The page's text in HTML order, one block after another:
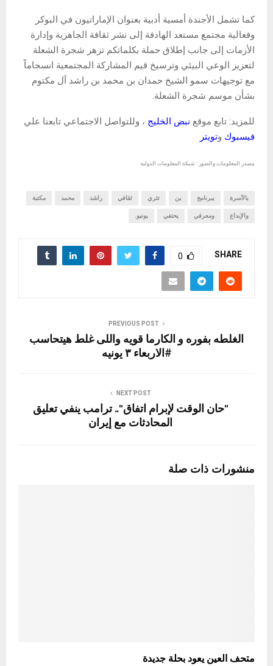
كما تشمل الأجندة أمسية أدبية بعنوان الإماراتيون في البوكر
وفعالية مجتمع مستعد الهادفة إلى نشر ثقافة الجاهزية وإدارة
الأزمات إلى جانب إطلاق حملة بكلماتكم تزهر شجرة الشعلة
لتعزيز الوعي البيئي وترسيخ قيم المشاركة المجتمعية انسجاماً
مع توجيهات سمو الشيخ حمدان بن محمد بن راشد آل مكتوم
بشأن موسم شجرة الشعلة.
للمزيد: تابع موقع نبض الخليج ، وللتواصل الاجتماعي تابعنا علي
فيسبوك وتويتر
مصدر المعلومات والصور : شبكة المعلومات الدولية
بالأسرة ببرنامج بن تثري ثقافي راشد محمد مكتبة
والإبداع ومعرفي يحتفي يونيو.
SHARE
0
PREVIOUS POST
الغلطه بفوره و الكارما قويه واللى غلط هيتحاسب
#الاربعاء ٣ يونيه
NEXT POST
"حان الوقت لإبرام اتفاق".. ترامب ينفي تعليق
المحادثات مع إيران
منشورات ذات صلة
متحف العين يعود بحلة جديدة